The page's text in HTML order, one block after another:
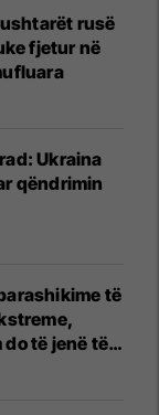
rusë
fjetur në
Ukraina
qëndrimin
të
të jenë të